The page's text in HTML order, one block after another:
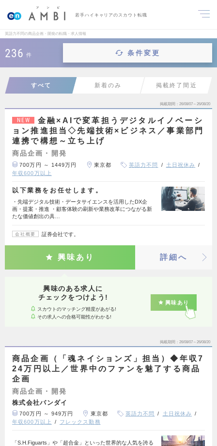
若手ハイキャリアのスカウト転職
英語力不問の商品企画・開発の転職・求人情報
236 件 条件変更
すべて 新着のみ 掲載終了間近
掲載期間 26/08/07～26/08/20
NEW
金融×AIで変革担うデジタルイノベーシ
ョン推進担当◇先端技術×ビジネス／事業部門
連携で構想～立ち上げ
商品企画・開発
700万円 ～ 1449万円 東京都 英語力不問
土日祝休み
年収600万以上
以下業務をお任せします。
・先端デジタル技術・データサイエンスを活用したDX企
画・提案・推進 ・顧客体験の刷新や業務改革につながる新
たな価値創出の具…
会社概要 証券会社です。
興味あり 詳細へ
興味のある求人に
チェックをつけよう!
スカウトのマッチング精度があがる!
その求人への合格可能性がわかる!
興味あり
掲載期間 26/08/07～26/08/20
商品企画（「魂ネイションズ」担当）◆年収7
24万円以上／世界中のファンを魅了する商品
企画
商品企画・開発
株式会社バンダイ
700万円 ～ 949万円 東京都 英語力不問
土日祝休み
年収600万以上
フレックス勤務
「S.H.Figuarts」や「超合金」といった世界的な人気を誇る